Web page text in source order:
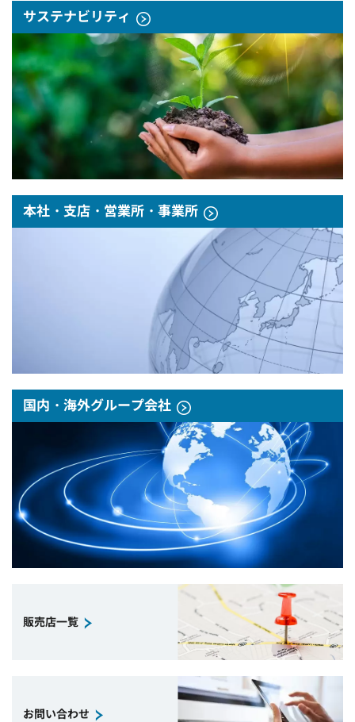
サステナビリティ
本社・支店・営業所・事業所
国内・海外グループ会社
販売店一覧
お問い合わせ